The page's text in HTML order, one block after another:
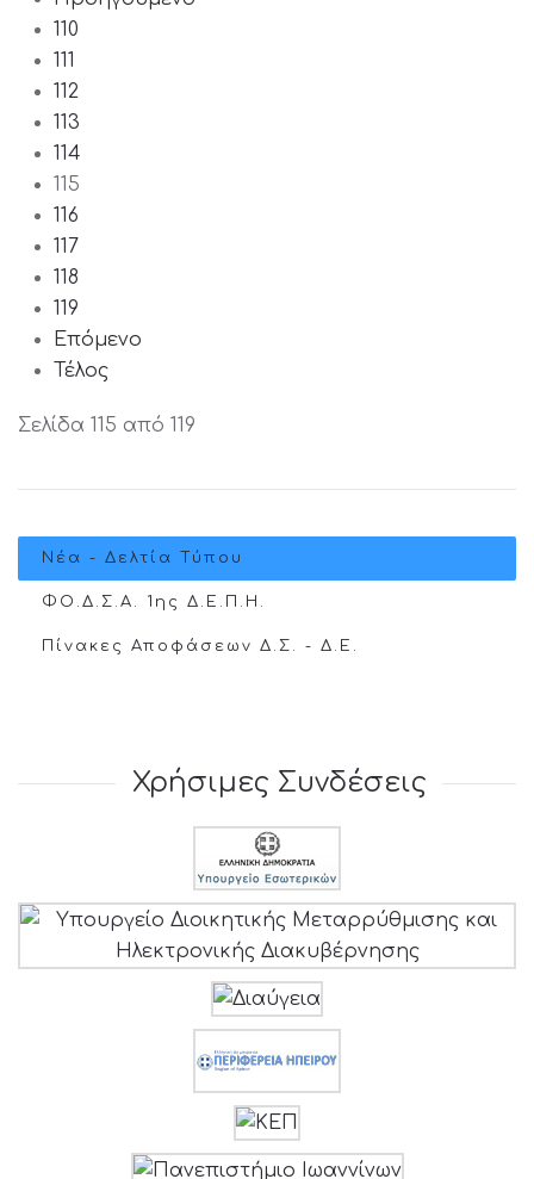
110
111
112
113
114
115
116
117
118
119
Επόμενο
Τέλος
Σελίδα 115 από 119
Νέα - Δελτία Τύπου
ΦΟ.Δ.Σ.Α. 1ης Δ.Ε.Π.Η.
Πίνακες Αποφάσεων Δ.Σ. - Δ.Ε.
Χρήσιμες Συνδέσεις